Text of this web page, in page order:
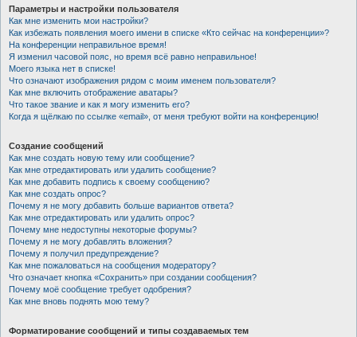
Параметры и настройки пользователя
Как мне изменить мои настройки?
Как избежать появления моего имени в списке «Кто сейчас на конференции»?
На конференции неправильное время!
Я изменил часовой пояс, но время всё равно неправильное!
Моего языка нет в списке!
Что означают изображения рядом с моим именем пользователя?
Как мне включить отображение аватары?
Что такое звание и как я могу изменить его?
Когда я щёлкаю по ссылке «email», от меня требуют войти на конференцию!
Создание сообщений
Как мне создать новую тему или сообщение?
Как мне отредактировать или удалить сообщение?
Как мне добавить подпись к своему сообщению?
Как мне создать опрос?
Почему я не могу добавить больше вариантов ответа?
Как мне отредактировать или удалить опрос?
Почему мне недоступны некоторые форумы?
Почему я не могу добавлять вложения?
Почему я получил предупреждение?
Как мне пожаловаться на сообщения модератору?
Что означает кнопка «Сохранить» при создании сообщения?
Почему моё сообщение требует одобрения?
Как мне вновь поднять мою тему?
Форматирование сообщений и типы создаваемых тем